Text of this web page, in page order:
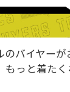
バイヤーが
もっと着た